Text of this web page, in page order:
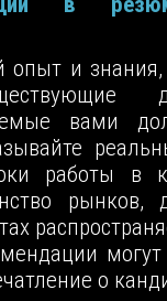
опыт и
вами
работы в
рынков,
могут
о